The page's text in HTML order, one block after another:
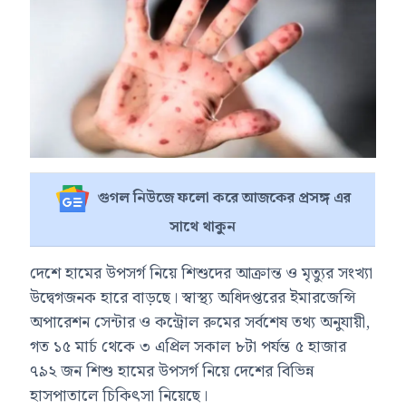
গুগল নিউজে ফলো করে আজকের প্রসঙ্গ এর
সাথে থাকুন
দেশে হামের উপসর্গ নিয়ে শিশুদের আক্রান্ত ও মৃত্যুর সংখ্যা
উদ্বেগজনক হারে বাড়ছে। স্বাস্থ্য অধিদপ্তরের ইমারজেন্সি
অপারেশন সেন্টার ও কন্ট্রোল রুমের সর্বশেষ তথ্য অনুযায়ী,
গত ১৫ মার্চ থেকে ৩ এপ্রিল সকাল ৮টা পর্যন্ত ৫ হাজার
৭৯২ জন শিশু হামের উপসর্গ নিয়ে দেশের বিভিন্ন
হাসপাতালে চিকিৎসা নিয়েছে।